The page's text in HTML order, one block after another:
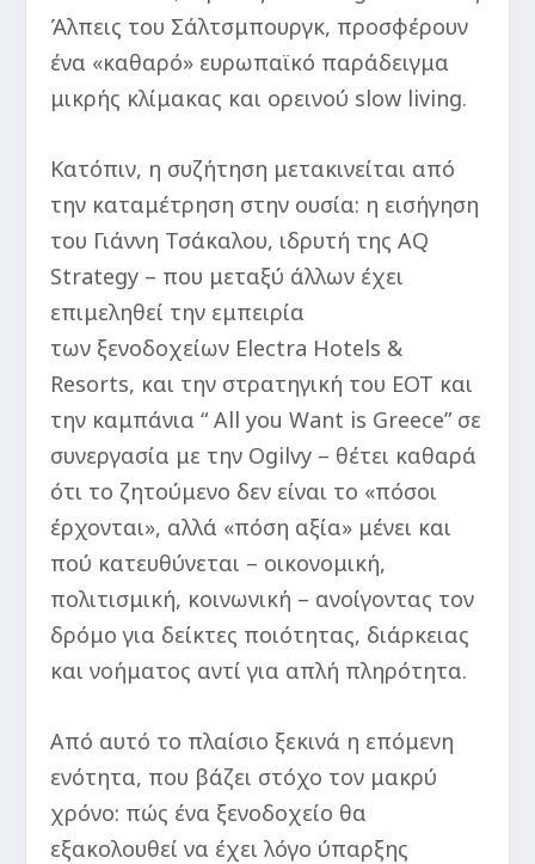
Άλπεις του Σάλτσμπουργκ, προσφέρουν
ένα «καθαρό» ευρωπαϊκό παράδειγμα
μικρής κλίμακας και ορεινού slow living.
Κατόπιν, η συζήτηση μετακινείται από
την καταμέτρηση στην ουσία: η εισήγηση
του Γιάννη Τσάκαλου, ιδρυτή της AQ
Strategy – που μεταξύ άλλων έχει
επιμεληθεί την εμπειρία
των ξενοδοχείων Electra Hotels &
Resorts, και την στρατηγική του ΕΟΤ και
την καμπάνια “ All you Want is Greece” σε
συνεργασία με την Ogilvy – θέτει καθαρά
ότι το ζητούμενο δεν είναι το «πόσοι
έρχονται», αλλά «πόση αξία» μένει και
πού κατευθύνεται – οικονομική,
πολιτισμική, κοινωνική – ανοίγοντας τον
δρόμο για δείκτες ποιότητας, διάρκειας
και νοήματος αντί για απλή πληρότητα.
Από αυτό το πλαίσιο ξεκινά η επόμενη
ενότητα, που βάζει στόχο τον μακρύ
χρόνο: πώς ένα ξενοδοχείο θα
εξακολουθεί να έχει λόγο ύπαρξης